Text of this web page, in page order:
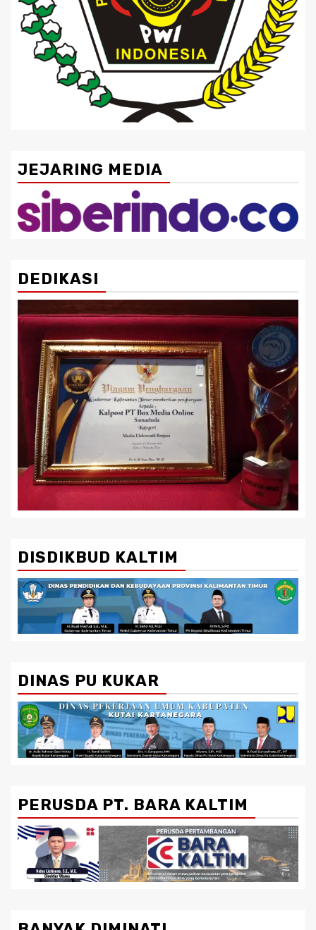
JEJARING MEDIA
DEDIKASI
DISDIKBUD KALTIM
DINAS PU KUKAR
PERUSDA PT. BARA KALTIM